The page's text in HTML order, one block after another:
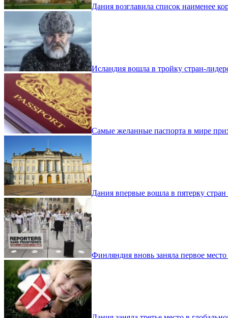
Дания возглавила список наименее
Исландия вошла в тройку стран-
Самые желанные паспорта в мире
Дания впервые вошла в пятерку
Финляндия вновь заняла первое